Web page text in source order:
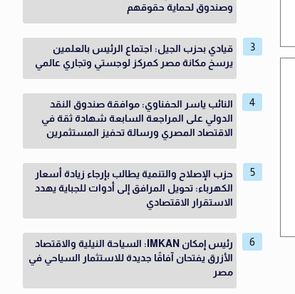
وصندوق لحماية حقوقهم
قيادي بحزب الجيل: اجتماع الرئيس بالعلمين
يرسخ مكانة مصر كمركز لوجستي وتجاري عالمي
النائب ياسر الحفناوي: موافقة صندوق النقد
الدولي على المراجعة السابعة شهادة ثقة في
الاقتصاد المصري ورسالة تحفيز المستثمرين
حزب الإصلاح والتنمية يطالب بإرجاء زيادة أسعار
الكهرباء: تحويل المرافق إلى أدوات للجباية يهدد
الاستقرار الاقتصادي
رئيس إمكان IMKAN: السياحة النيلية والاقتصاد
الأزرق يفتحان آفاقًا جديدة للاستثمار السياحي في
مصر